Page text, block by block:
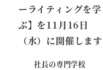
ーライティングを学
ぶ】を11月16日
（水）に開催します
社長の専門学校